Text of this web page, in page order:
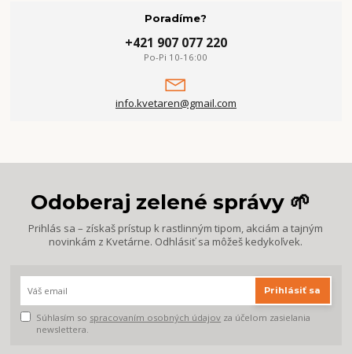
Poradíme?
+421 907 077 220
Po-Pi 10-16:00
info.kvetaren@gmail.com
Odoberaj zelené správy 🌱
Prihlás sa – získaš prístup k rastlinným tipom, akciám a tajným
novinkám z Kvetárne. Odhlásiť sa môžeš kedykoľvek.
Prihlásiť sa
Súhlasím so spracovaním osobných údajov za účelom zasielania
newslettera.